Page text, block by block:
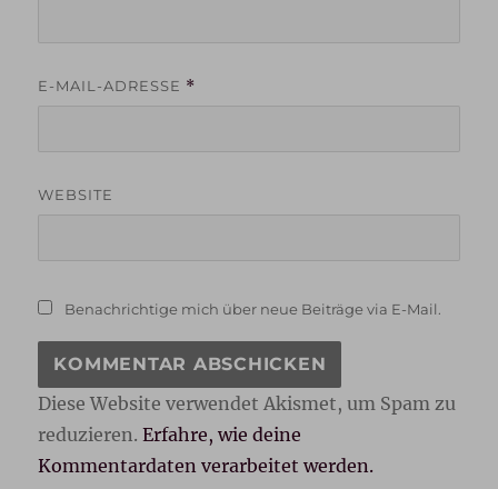
E-MAIL-ADRESSE *
WEBSITE
Benachrichtige mich über neue Beiträge via E-Mail.
Diese Website verwendet Akismet, um Spam zu
reduzieren.Erfahre, wie deine
Kommentardaten verarbeitet werden.